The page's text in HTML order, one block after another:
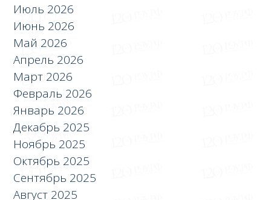
Июль 2026
Июнь 2026
Май 2026
Апрель 2026
Март 2026
Февраль 2026
Январь 2026
Декабрь 2025
Ноябрь 2025
Октябрь 2025
Сентябрь 2025
Август 2025